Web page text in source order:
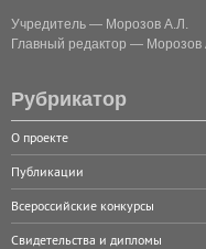
Учредитель — Морозов А.Л.
Главный редактор — Морозов
Рубрикатор
О проекте
Публикации
Всероссийские конкурсы
Свидетельства и дипломы